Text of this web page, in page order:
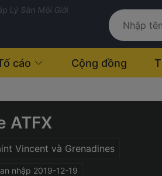
Lý Sàn Môi Giới
cáo Cộng đồng
ATFX
Vincent và Grenadines
nhập 2019-12-19